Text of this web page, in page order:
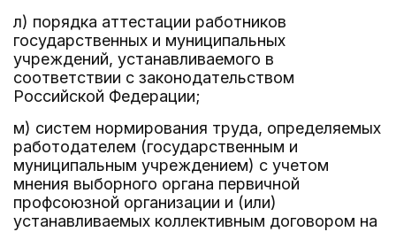
л) порядка аттестации работников
государственных и муниципальных
учреждений, устанавливаемого в
соответствии с законодательством
Российской Федерации;
м) систем нормирования труда, определяемых
работодателем (государственным и
муниципальным учреждением) с учетом
мнения выборного органа первичной
профсоюзной организации и (или)
устанавливаемых коллективным договором на